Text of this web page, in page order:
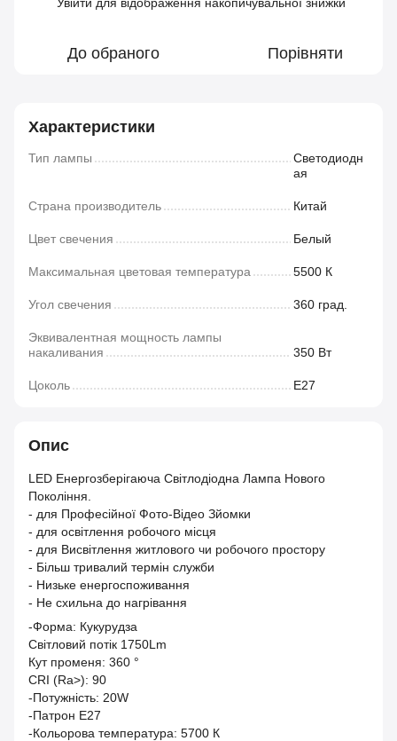
До обраного Порівняти
Характеристики
Тип лампы
Светодиодн
ая
Страна производитель Китай
Цвет свечения Белый
Максимальная цветовая температура 5500 К
Угол свечения 360 град.
Эквивалентная мощность лампы
накаливания
350 Вт
Цоколь E27
Опис
LED Енергозберігаюча Світлодіодна Лампа Нового
Покоління.
- для Професійної Фото-Відео Зйомки
- для освітлення робочого місця
- для Висвітлення житлового чи робочого простору
- Більш тривалий термін служби
- Низьке енергоспоживання
- Не схильна до нагрівання
-Форма: Кукурудза
Світловий потік 1750Lm
Кут променя: 360 °
CRI (Ra>): 90
-Потужність: 20W
-Патрон Е27
-Кольорова температура: 5700 К